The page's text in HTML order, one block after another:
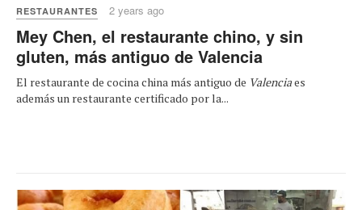
RESTAURANTES 2 years ago
Mey Chen, el restaurante chino, y sin
gluten, más antiguo de Valencia
El restaurante de cocina china más antiguo de Valenciaes
además un restaurante certificado por la...